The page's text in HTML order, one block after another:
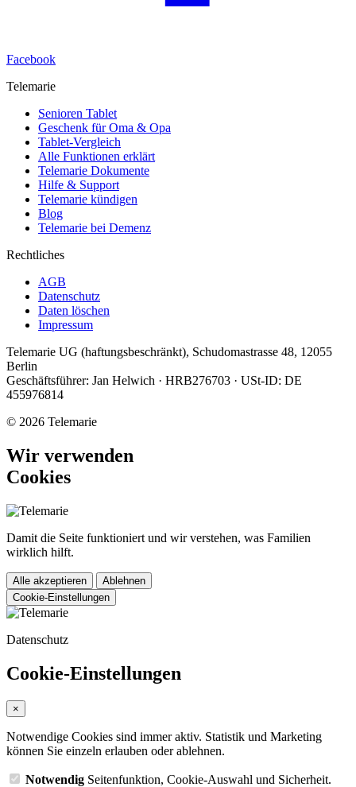
Facebook
Telemarie
Senioren Tablet
Geschenk für Oma & Opa
Tablet-Vergleich
Alle Funktionen erklärt
Telemarie Dokumente
Hilfe & Support
Telemarie kündigen
Blog
Telemarie bei Demenz
Rechtliches
AGB
Datenschutz
Daten löschen
Impressum
Telemarie UG (haftungsbeschränkt), Schudomastrasse 48, 12055
Berlin
Geschäftsführer: Jan Helwich · HRB276703 · USt-ID: DE
455976814
© 2026 Telemarie
Wir verwenden
Cookies
Damit die Seite funktioniert und wir verstehen, was Familien
wirklich hilft.
Alle akzeptieren
Ablehnen
Cookie-Einstellungen
Datenschutz
Cookie-Einstellungen
×
Notwendige Cookies sind immer aktiv. Statistik und Marketing
können Sie einzeln erlauben oder ablehnen.
Notwendig Seitenfunktion, Cookie-Auswahl und Sicherheit.